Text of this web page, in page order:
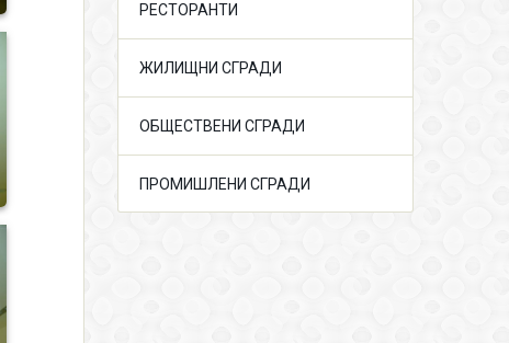
РЕСТОРАНТИ
ЖИЛИЩНИ СГРАДИ
ОБЩЕСТВЕНИ СГРАДИ
ПРОМИШЛЕНИ СГРАДИ